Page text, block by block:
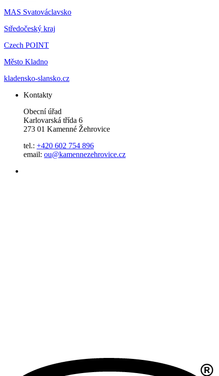
MAS Svatováclavsko
Středočeský kraj
Czech POINT
Město Kladno
kladensko-slansko.cz
Kontakty
Obecní úřad
Karlovarská třída 6
273 01 Kamenné Žehrovice
tel.: +420 602 754 896
email: ou@kamennezehrovice.cz